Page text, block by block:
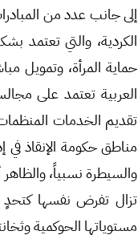
إلى جانب عدد من
الكردية، والتي
حماية المرأة، وتمويل
العربية تعتمد على
تقديم الخدمات
مناطق حكومة الإنقاذ
والسيطرة نسبياً،
تزال تفرض نفسها
مستوياتها الحوكمية